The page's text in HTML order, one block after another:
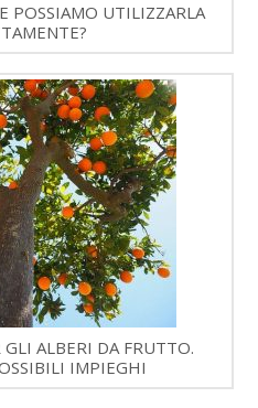
POSSIAMO UTILIZZARLA
GLI ALBERI DA FRUTTO.
IMPIEGHI